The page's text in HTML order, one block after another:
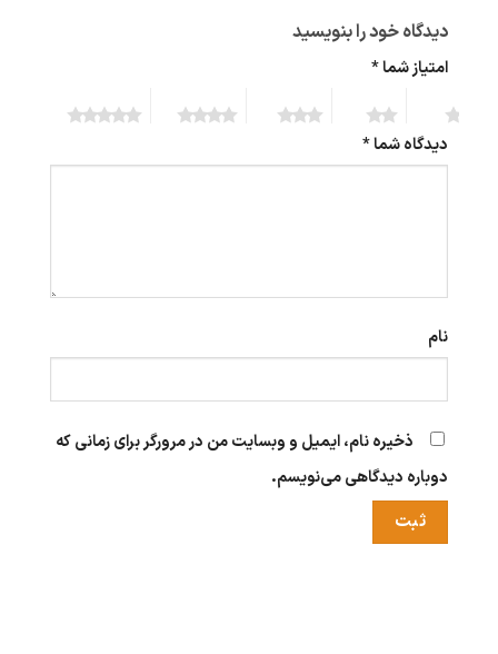
دیدگاه خود را بنویسید
امتیاز شما*
دیدگاه شما*
نام
ذخیره نام، ایمیل و وبسایت من در مرورگر برای زمانی که
دوباره دیدگاهی می‌نویسم.